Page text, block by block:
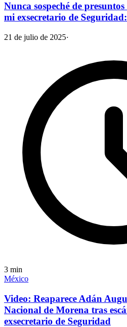
Nunca sospeché de
mi exsecretario de
21 de julio de 2025·
3 min
México
Video: Reaparece Adán
Nacional de Morena tras
exsecretario de Seguridad